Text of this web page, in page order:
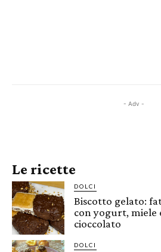
- Adv -
Le ricette
DOLCI
Biscotto gelato:
con yogurt, miele
cioccolato
DOLCI